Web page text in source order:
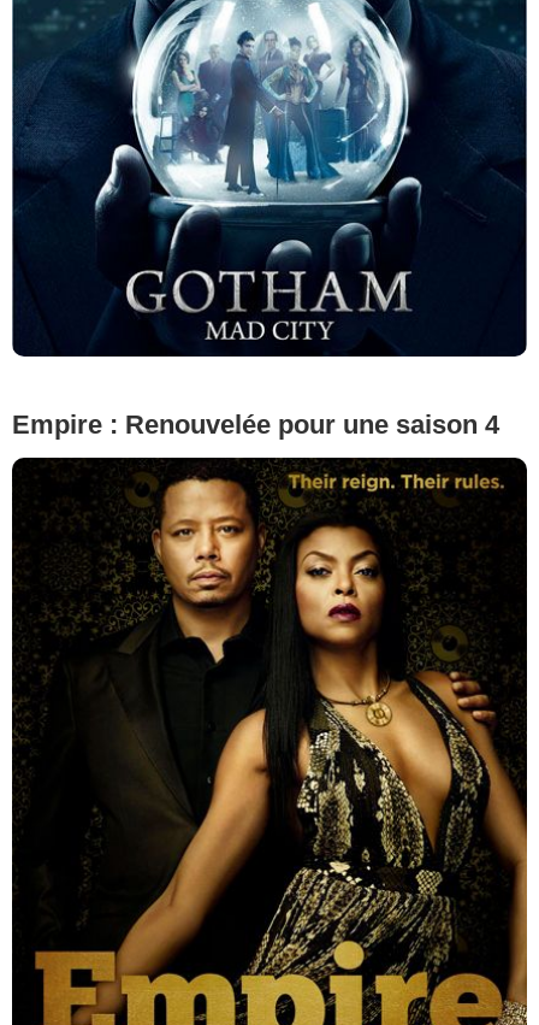
Empire : Renouvelée pour une saison 4